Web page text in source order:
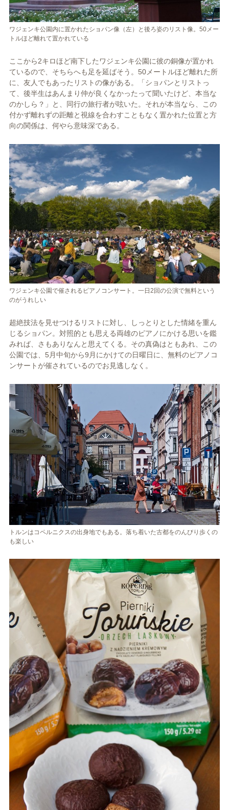
ワジェンキ公園内に置かれたショパン像（左）と後ろ姿のリスト像。50メー
トルほど離れて置かれている
ここから2キロほど南下したワジェンキ公園に彼の銅像が置かれ
ているので、そちらへも足を延ばそう。50メートルほど離れた所
に、友人でもあったリストの像がある。「ショパンとリストっ
て、後半生はあんまり仲が良くなかったって聞いたけど、本当な
のかしら？」と、同行の旅行者が呟いた。それが本当なら、この
付かず離れずの距離と視線を合わすこともなく置かれた位置と方
向の関係は、何やら意味深である。
ワジェンキ公園で催されるピアノコンサート。一日2回の公演で無料という
のがうれしい
超絶技法を見せつけるリストに対し、しっとりとした情緒を重ん
じるショパン。対照的とも思える両雄のピアノにかける思いを鑑
みれば、さもありなんと思えてくる。その真偽はともあれ、この
公園では、5月中旬から9月にかけての日曜日に、無料のピアノコ
ンサートが催されているのでお見逃しなく。
トルンはコペルニクスの出身地でもある。落ち着いた古都をのんびり歩くの
も楽しい